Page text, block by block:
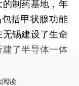
制药基地，年
括甲状腺功能
锡建设了生命
了半导体一体
阅读